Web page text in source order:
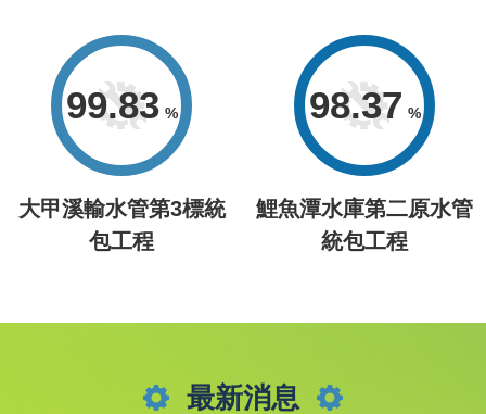
大甲溪輸水管第3標統
包工程
99.83
鯉魚潭水庫第二原水管
統包工程
98.37
最新消息